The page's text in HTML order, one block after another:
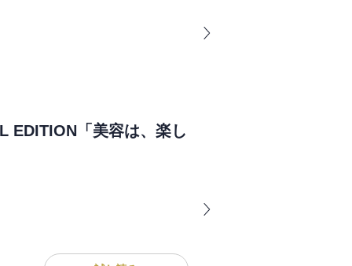
EDITION「美容は、楽し